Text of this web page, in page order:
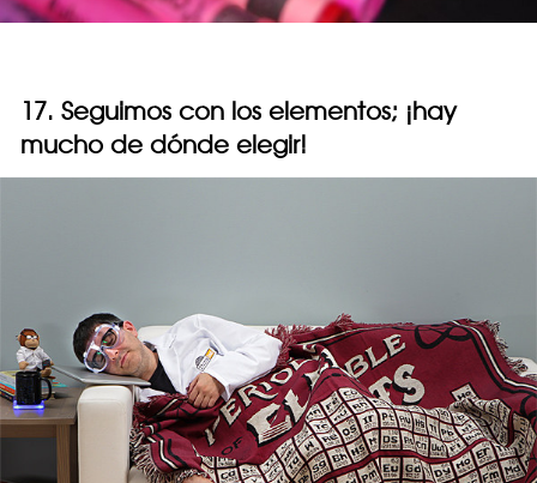
17. Seguimos con los elementos; ¡hay
mucho de dónde elegir!